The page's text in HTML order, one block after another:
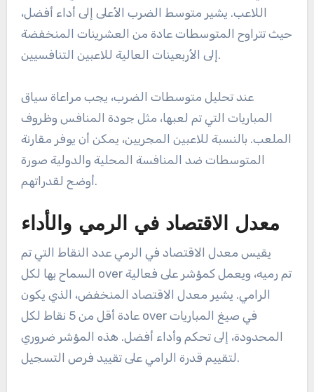
اللاعب. يشير متوسط الضرب الأعلى إلى أداء أفضل،
حيث تتراوح المتوسطات عادة من العشرينات المنخفضة
إلى الأربعينات العالية للاعبين التنافسيين.
عند تحليل متوسطات الضرب، يجب مراعاة سياق
المباريات التي تم لعبها، مثل جودة المنافس وظروف
الملعب. بالنسبة للاعبين المجريين، يمكن أن يوفر مقارنة
المتوسطات ضد المنافسة المحلية والدولية صورة
أوضح لقدراتهم.
معدل الاقتصاد في الرمي والأداء
يقيس معدل الاقتصاد في الرمي عدد النقاط التي تم
السماح بها لكل over تم رميه، ويعمل كمؤشر على فعالية
الرامي. يشير معدل الاقتصاد المنخفض، الذي يكون
عادة أقل من 5 نقاط لكل over في صيغ المباريات
المحدودة، إلى تحكم وأداء أفضل. هذه المؤشر ضروري
لتقييم قدرة الرامي على تقييد فرص التسجيل.